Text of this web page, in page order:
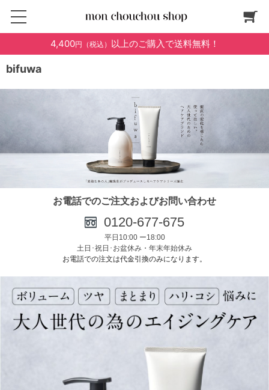
4,400円（税込） 以上のご購入で送料無料！
bifuwa
お電話でのご注文およびお問い合わせ
0120-677-675
平日10:00 ー18:00
土日･祝日･お盆休み・年末年始休み
お電話での注文は代金引換のみになります。